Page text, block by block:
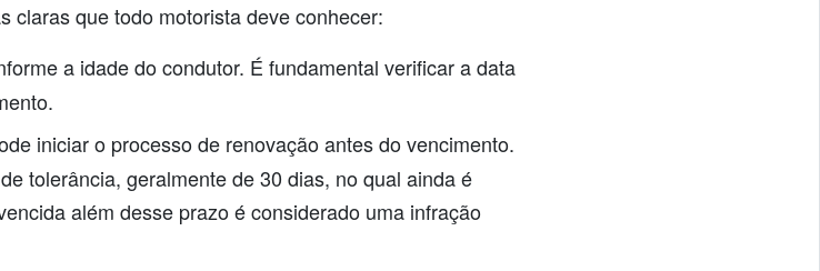
claras que todo motorista deve conhecer:
a idade do condutor. É fundamental verificar a data
iniciar o processo de renovação antes do vencimento.
tolerância, geralmente de 30 dias, no qual ainda é
além desse prazo é considerado uma infração